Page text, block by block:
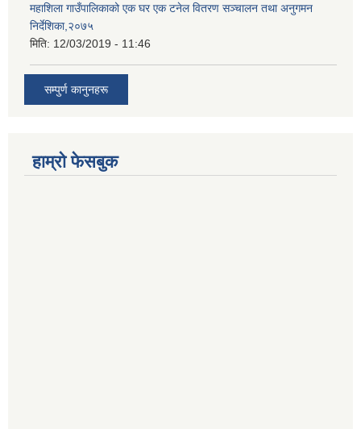
महाशिला गाउँपालिकाको एक घर एक टनेल वितरण सञ्चालन तथा अनुगमन
निर्देशिका,२०७५
मिति: 12/03/2019 - 11:46
सम्पुर्ण कानुनहरू
हाम्रो फेसबुक